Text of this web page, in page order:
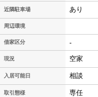
近隣駐車場 あり
周辺環境
借家区分 -
現況 空家
入居可能日 相談
取引態様 専任